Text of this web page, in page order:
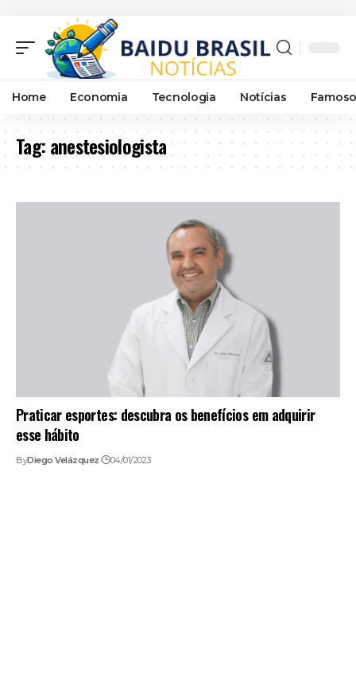
Home Economia Tecnologia Notícias
Tag:anestesiologista
Praticar esportes: descubra os benefícios em adquirir
esse hábito
ByDiego Velázquez 04/01/2023